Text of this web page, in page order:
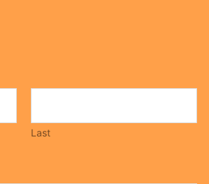
Last